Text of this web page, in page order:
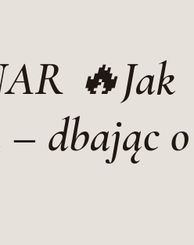
🔥Jak
– dbając o